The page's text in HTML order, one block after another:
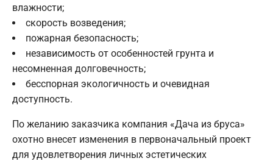
влажности;
скорость возведения;
пожарная безопасность;
независимость от особенностей грунта и
несомненная долговечность;
бесспорная экологичность и очевидная
доступность.
По желанию заказчика компания «Дача из бруса»
охотно внесет изменения в первоначальный проект
для удовлетворения личных эстетических